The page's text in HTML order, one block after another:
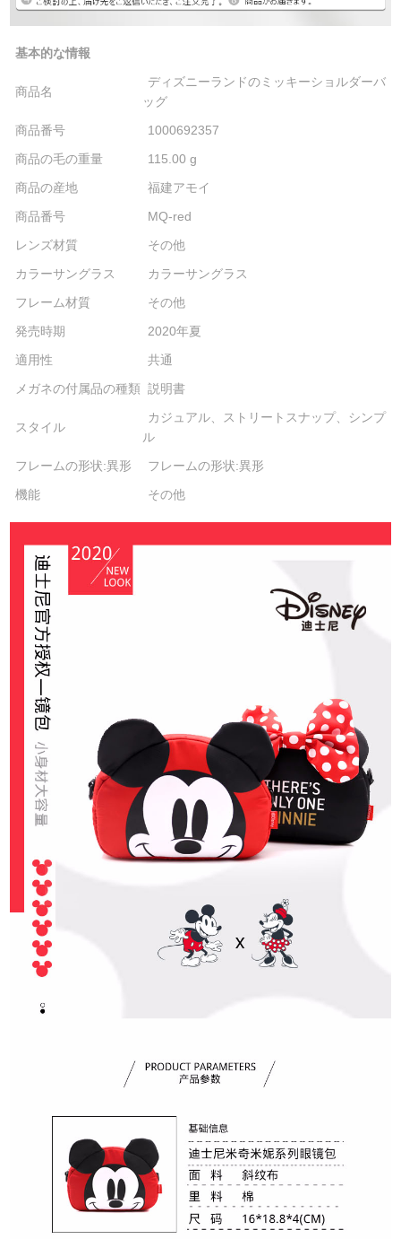
基本的な情報
商品名
ディズニーランドのミッキーショルダーバ
ッグ
商品番号
1000692357
商品の毛の重量
115.00 g
商品の産地
福建アモイ
商品番号
MQ-red
レンズ材質
その他
カラーサングラス
カラーサングラス
フレーム材質
その他
発売時期
2020年夏
適用性
共通
メガネの付属品の種類 説明書
スタイル
カジュアル、ストリートスナップ、シンプ
ル
フレームの形状:異形
フレームの形状:異形
機能
その他